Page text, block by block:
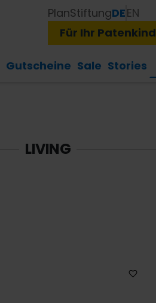
Gutscheine Sale Stories
Für Ihr Patenkind
PlanStiftungDEEN
LIVING